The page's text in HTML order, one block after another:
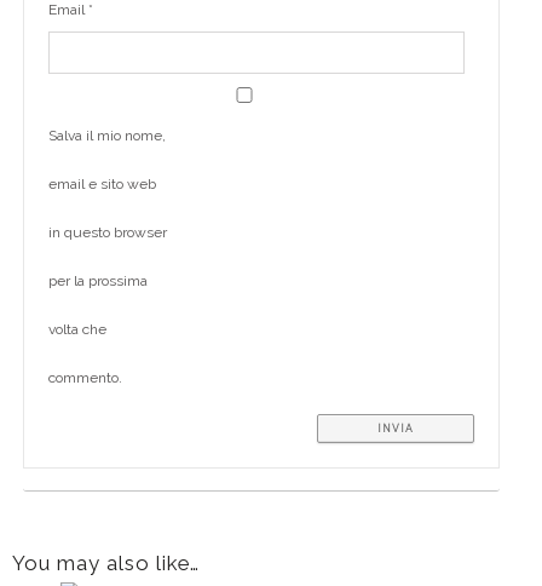
Email *
Salva il mio nome,
email e sito web
in questo browser
per la prossima
volta che
commento.
You may also like…